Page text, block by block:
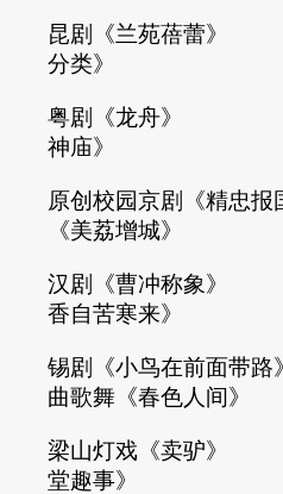
昆剧《兰苑蓓
分类》
粤剧《龙舟》
神庙》
原创校园京剧《
《美荔增城》
汉剧《曹冲称
香自苦寒来》
锡剧《小鸟在前
曲歌舞《春色人间》
梁山灯戏《卖
堂趣事》